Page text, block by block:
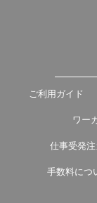
ご利用ガイド
ワー
仕事受発
手数料につ